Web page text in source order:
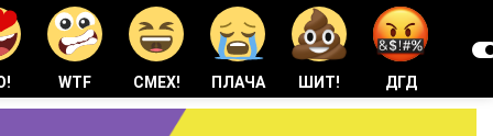
WTF СМЕХ! ПЛАЧА ШИТ! ДГД